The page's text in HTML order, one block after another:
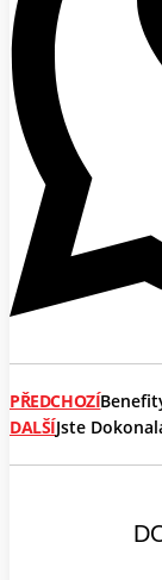
PŘEDCHOZÍ
DALŠÍJste